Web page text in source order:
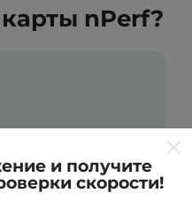
nPerf?
проведенных
и получите
скорости!